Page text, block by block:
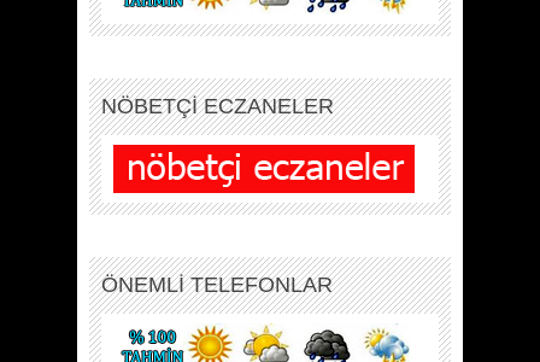
NÖBETÇİ ECZANELER
ÖNEMLİ TELEFONLAR